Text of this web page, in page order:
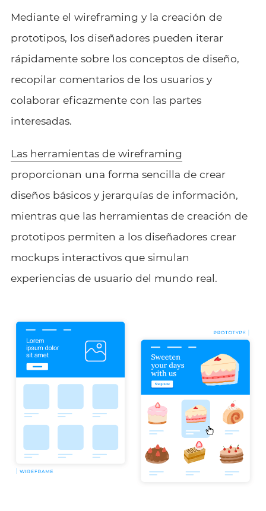
Mediante el wireframing y la creación de
prototipos, los diseñadores pueden iterar
rápidamente sobre los conceptos de diseño,
recopilar comentarios de los usuarios y
colaborar eficazmente con las partes
interesadas.
Las herramientas de wireframing
proporcionan una forma sencilla de crear
diseños básicos y jerarquías de información,
mientras que las herramientas de creación de
prototipos permiten a los diseñadores crear
mockups interactivos que simulan
experiencias de usuario del mundo real.